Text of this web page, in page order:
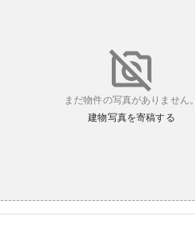
まだ物件の写真がありません。
建物写真を寄稿する